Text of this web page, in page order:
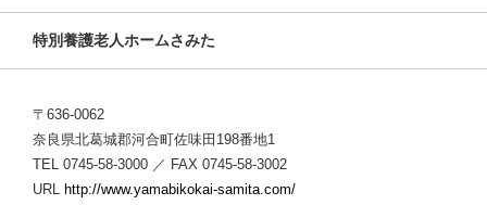
特別養護老人ホームさみた
〒636-0062
奈良県北葛城郡河合町佐味田198番地1
TEL 0745-58-3000 ／ FAX 0745-58-3002
URL http://www.yamabikokai-samita.com/